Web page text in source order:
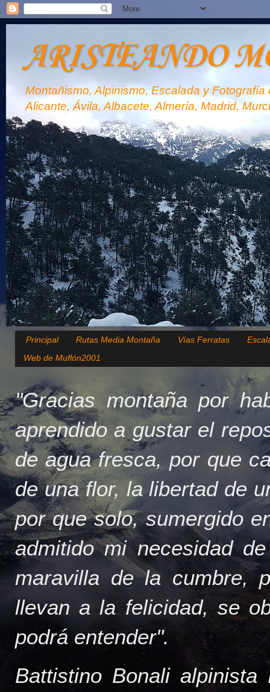
ARISTEANDO
Montañismo, Alpinismo, Escalada y
Alicante, Ávila, Albacete, Almería, Madrid,
Principal Rutas Media Montaña Vías Ferratas
Web de Muflón2001
"Gracias montaña por
aprendido a gustar el
de agua fresca, por que
de una flor, la libertad de
por que solo, sumergido
admitido mi necesidad
maravilla de la cumbre,
llevan a la felicidad, se
podrá entender".
Battistino Bonali